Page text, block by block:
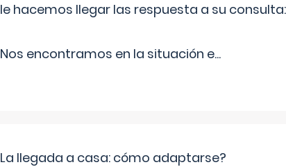
le hacemos llegar las respuesta a su consulta:
Nos encontramos en la situación e...
La llegada a casa: cómo adaptarse?